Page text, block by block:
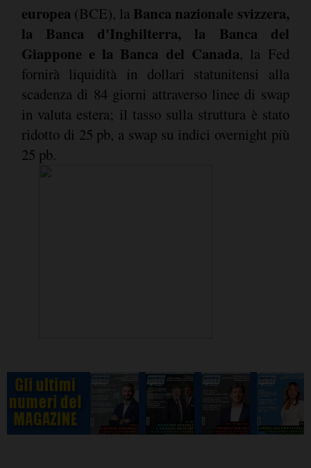
europea (BCE), la Banca nazionale svizzera,
la Banca d'Inghilterra, la Banca del
Giappone e la Banca del Canada, la Fed
fornirà liquidità in dollari statunitensi alla
scadenza di 84 giorni attraverso linee di swap
in valuta estera; il tasso sulla struttura è stato
ridotto di 25 pb, a swap su indici overnight più
25 pb.